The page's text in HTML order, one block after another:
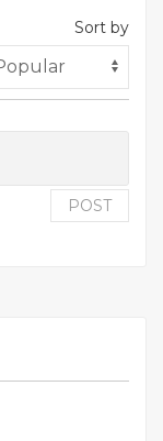
Sort by
POST